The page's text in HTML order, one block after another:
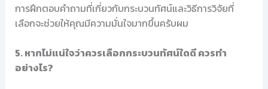
การฝึกตอบคำถามที่เกี่ยวกับกระบวนทัศน์และวิธีการวิจัยที่
เลือกจะช่วยให้คุณมีความมั่นใจมากขึ้นครับผม
5. หากไม่แน่ใจว่าควรเลือกกระบวนทัศน์ใดดี ควรทำ
อย่างไร?